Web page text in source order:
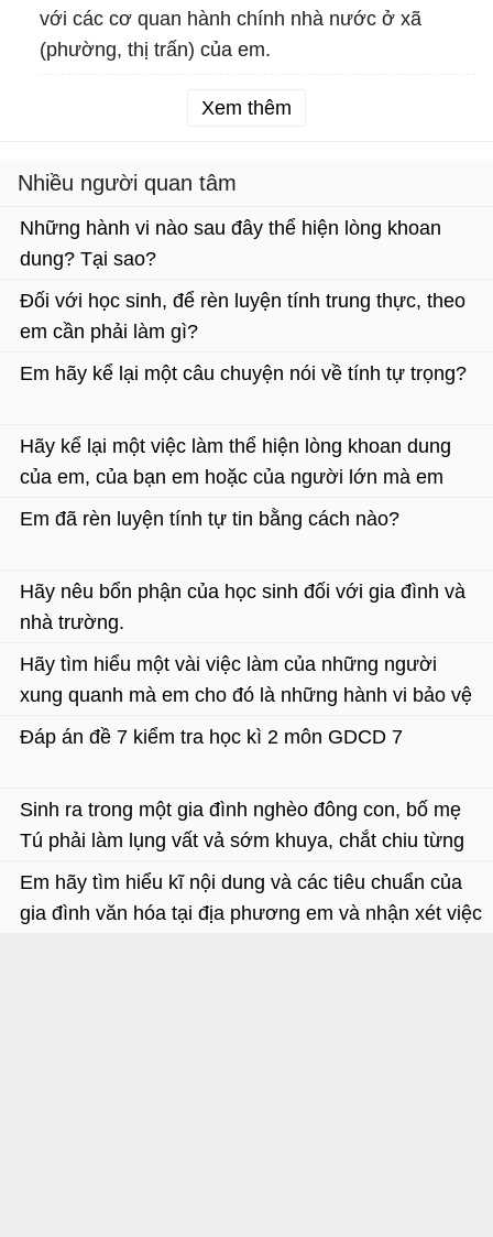
với các cơ quan hành chính nhà nước ở xã
(phường, thị trấn) của em.
Xem thêm
Nhiều người quan tâm
Những hành vi nào sau đây thể hiện lòng khoan
dung? Tại sao?
Đối với học sinh, để rèn luyện tính trung thực, theo
em cần phải làm gì?
Em hãy kể lại một câu chuyện nói về tính tự trọng?
Hãy kể lại một việc làm thể hiện lòng khoan dung
của em, của bạn em hoặc của người lớn mà em
biết?
Em đã rèn luyện tính tự tin bằng cách nào?
Hãy nêu bổn phận của học sinh đối với gia đình và
nhà trường.
Hãy tìm hiểu một vài việc làm của những người
xung quanh mà em cho đó là những hành vi bảo vệ
hoặc xâm hại đến di sản văn hoá.
Đáp án đề 7 kiểm tra học kì 2 môn GDCD 7
Sinh ra trong một gia đình nghèo đông con, bố mẹ
Tú phải làm lụng vất vả sớm khuya, chắt chiu từng
đổng để cho anh em Tú được đi học cùng các bạn.
Em hãy tìm hiểu kĩ nội dung và các tiêu chuẩn của
gia đình văn hóa tại địa phương em và nhận xét việc